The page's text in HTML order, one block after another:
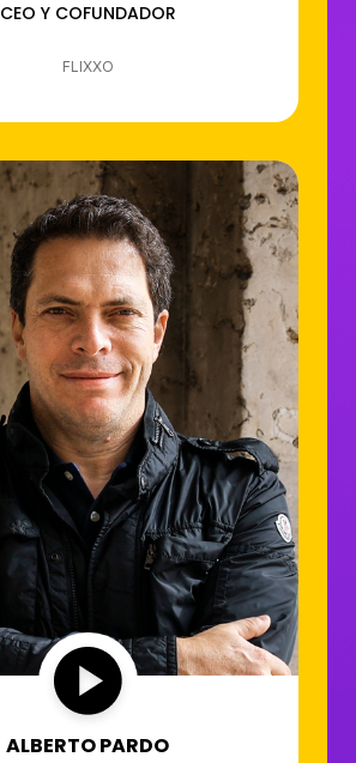
CEO Y COFUNDADOR
FLIXXO
ALBERTO PARDO